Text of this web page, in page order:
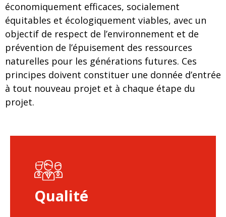
économiquement efficaces, socialement
équitables et écologiquement viables, avec un
objectif de respect de l’environnement et de
prévention de l’épuisement des ressources
naturelles pour les générations futures. Ces
principes doivent constituer une donnée d’entrée
à tout nouveau projet et à chaque étape du
projet.
Qualité